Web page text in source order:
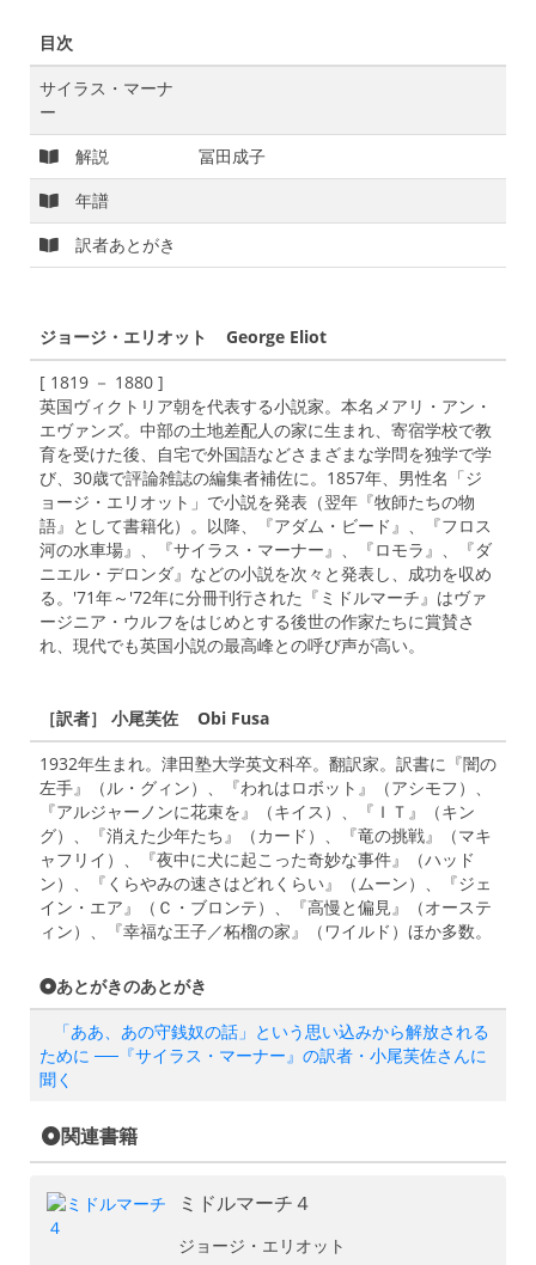
目次
サイラス・マーナ
ー
解説
冨田成子
年譜
訳者あとがき
ジョージ・エリオット George Eliot
[ 1819 － 1880 ]
英国ヴィクトリア朝を代表する小説家。本名メアリ・アン・
エヴァンズ。中部の土地差配人の家に生まれ、寄宿学校で教
育を受けた後、自宅で外国語などさまざまな学問を独学で学
び、30歳で評論雑誌の編集者補佐に。1857年、男性名「ジ
ョージ・エリオット」で小説を発表（翌年『牧師たちの物
語』として書籍化）。以降、『アダム・ビード』、『フロス
河の水車場』、『サイラス・マーナー』、『ロモラ』、『ダ
ニエル・デロンダ』などの小説を次々と発表し、成功を収め
る。'71年～'72年に分冊刊行された『ミドルマーチ』はヴァ
ージニア・ウルフをはじめとする後世の作家たちに賞賛さ
れ、現代でも英国小説の最高峰との呼び声が高い。
［訳者］ 小尾芙佐 Obi Fusa
1932年生まれ。津田塾大学英文科卒。翻訳家。訳書に『闇の
左手』（ル・グィン）、『われはロボット』（アシモフ）、
『アルジャーノンに花束を』（キイス）、『ＩＴ』（キン
グ）、『消えた少年たち』（カード）、『竜の挑戦』（マキ
ャフリイ）、『夜中に犬に起こった奇妙な事件』（ハッド
ン）、『くらやみの速さはどれくらい』（ムーン）、『ジェ
イン・エア』（Ｃ・ブロンテ）、『高慢と偏見』（オーステ
ィン）、『幸福な王子／柘榴の家』（ワイルド）ほか多数。
あとがきのあとがき
「ああ、あの守銭奴の話」という思い込みから解放される
ために ──『サイラス・マーナー』の訳者・小尾芙佐さんに
聞く
関連書籍
ミドルマーチ４
ジョージ・エリオット